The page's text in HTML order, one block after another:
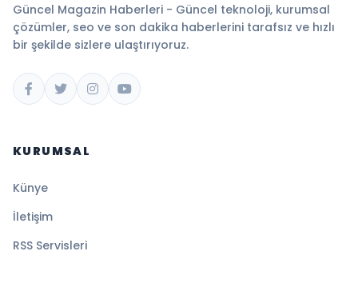
Güncel Magazin Haberleri - Güncel teknoloji, kurumsal
çözümler, seo ve son dakika haberlerini tarafsız ve hızlı
bir şekilde sizlere ulaştırıyoruz.
KURUMSAL
Künye
İletişim
RSS Servisleri